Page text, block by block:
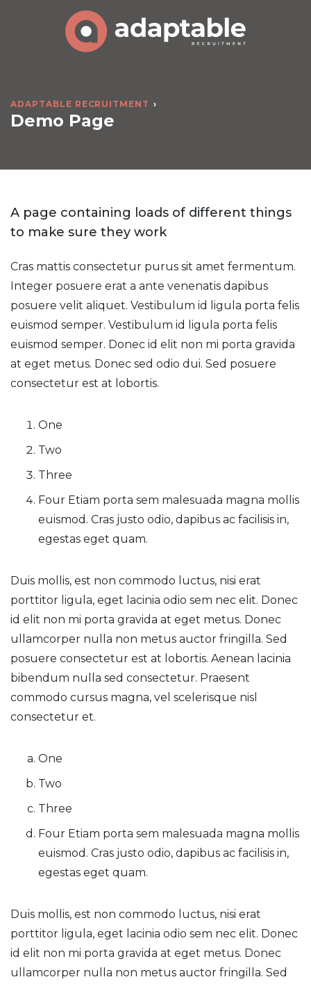
ADAPTABLE RECRUITMENT
Demo Page
A page containing loads of different things
to make sure they work
Cras mattis consectetur purus sit amet fermentum.
Integer posuere erat a ante venenatis dapibus
posuere velit aliquet. Vestibulum id ligula porta felis
euismod semper. Vestibulum id ligula porta felis
euismod semper. Donec id elit non mi porta gravida
at eget metus. Donec sed odio dui. Sed posuere
consectetur est at lobortis.
One
Two
Three
Four Etiam porta sem malesuada magna mollis
euismod. Cras justo odio, dapibus ac facilisis in,
egestas eget quam.
Duis mollis, est non commodo luctus, nisi erat
porttitor ligula, eget lacinia odio sem nec elit. Donec
id elit non mi porta gravida at eget metus. Donec
ullamcorper nulla non metus auctor fringilla. Sed
posuere consectetur est at lobortis. Aenean lacinia
bibendum nulla sed consectetur. Praesent
commodo cursus magna, vel scelerisque nisl
consectetur et.
One
Two
Three
Four Etiam porta sem malesuada magna mollis
euismod. Cras justo odio, dapibus ac facilisis in,
egestas eget quam.
Duis mollis, est non commodo luctus, nisi erat
porttitor ligula, eget lacinia odio sem nec elit. Donec
id elit non mi porta gravida at eget metus. Donec
ullamcorper nulla non metus auctor fringilla. Sed